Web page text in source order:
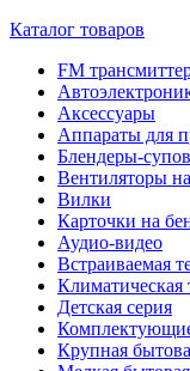
Каталог товаров
FM
Аксессуары
Аппараты для
Блендеры-
Вентиляторы
Вилки
Карточки на
Аудио-видео
Встраиваемая
Климатическая
Детская серия
Крупная